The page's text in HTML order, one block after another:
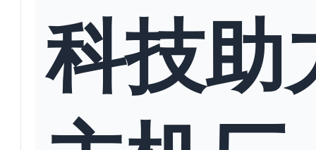
科技助